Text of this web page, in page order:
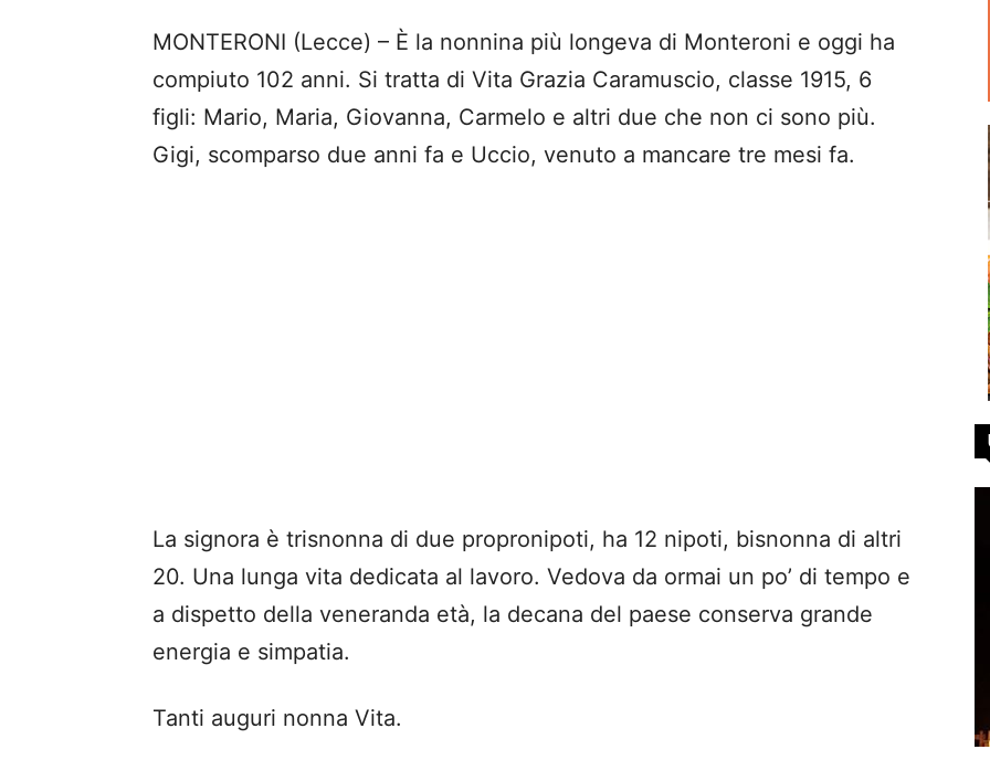
MONTERONI (Lecce) – È la nonnina più longeva di Monteroni e oggi ha
compiuto 102 anni. Si tratta di Vita Grazia Caramuscio, classe 1915, 6
figli: Mario, Maria, Giovanna, Carmelo e altri due che non ci sono più.
Gigi, scomparso due anni fa e Uccio, venuto a mancare tre mesi fa.
La signora è trisnonna di due propronipoti, ha 12 nipoti, bisnonna di altri
20. Una lunga vita dedicata al lavoro. Vedova da ormai un po’ di tempo e
a dispetto della veneranda età, la decana del paese conserva grande
energia e simpatia.
Tanti auguri nonna Vita.